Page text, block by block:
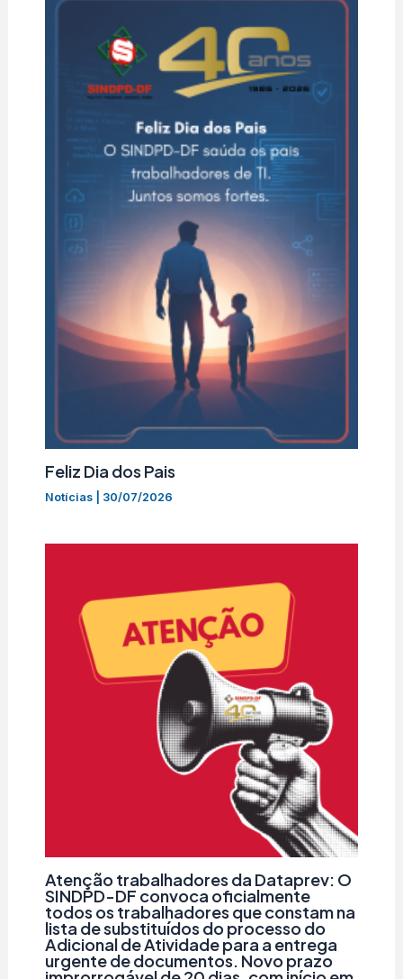
Feliz Dia dos Pais
Notícias| 30/07/2026
Atenção trabalhadores da Dataprev: O
SINDPD-DF convoca oficialmente
todos os trabalhadores que constam na
lista de substituídos do processo do
Adicional de Atividade para a entrega
urgente de documentos. Novo prazo